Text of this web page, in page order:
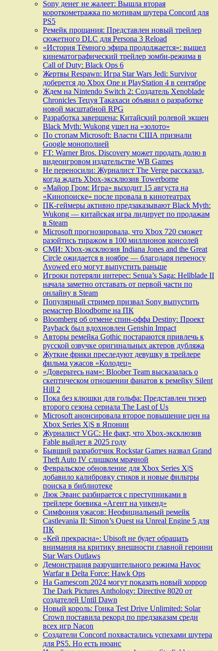
Sony денег не жалеет: Вышла вторая
короткометражка по мотивам шутера Concord для
PS5
Ремейк прощания: Представлен новый трейлер
сюжетного DLC для Persona 3 Reload
«История Тёмного эфира продолжается»: вышел
кинематографический трейлер зомби-режима в
Call of Duty: Black Ops 6
Жертвы Respawn: Игра Star Wars Jedi: Survivor
доберется до Xbox One и PlayStation 4 в сентябре
Ждем на Nintendo Switch 2: Создатель Xenoblade
Chronicles Тецуя Такахаси объявил о разработке
новой масштабной RPG
Разработка завершена: Китайский ролевой экшен
Black Myth: Wukong ушел на «золото»
По стопам Microsoft: Власти США признали
Google монополией
FT: Warner Bros. Discovery может продать долю в
видеоигровом издательстве WB Games
Не переносили: Журналист The Verge рассказал,
когда ждать Xbox-эксклюзив Towerborne
«Майор Гром: Игра» выходит 15 августа на
«Кинопоиске» после провала в кинотеатрах
ПК-геймеры активно предзаказывают Black Myth:
Wukong — китайская игра лидирует по продажам
в Steam
Microsoft прогнозировала, что Xbox 720 сможет
разойтись тиражом в 100 миллионов консолей
СМИ: Xbox-эксклюзив Indiana Jones and the Great
Circle ожидается в ноябре — благодаря переносу
Avowed его могут выпустить раньше
Игроки потеряли интерес: Senua’s Saga: Hellblade II
начала заметно отставать от первой части по
онлайну в Steam
Популярный стример призвал Sony выпустить
ремастер Bloodborne на ПК
Bloomberg об отмене спин-оффа Destiny: Проект
Payback был вдохновлен Genshin Impact
Авторы ремейка Gothic постараются привлечь к
русской озвучке оригинальных актеров дубляжа
Жуткие фрики преследуют девушку в трейлере
фильма ужасов «Колодец»
«Доверьтесь нам»: Bloober Team высказалась о
скептическом отношении фанатов к ремейку Silent
Hill 2
Пока без клюшки для гольфа: Представлен тизер
второго сезона сериала The Last of Us
Microsoft анонсировала второе повышение цен на
Xbox Series X|S в Японии
Журналист VGC: Не факт, что Xbox-эксклюзив
Fable выйдет в 2025 году
Бывший разработчик Rockstar Games назвал Grand
Theft Auto IV слишком мрачной
Февральское обновление для Xbox Series X|S
добавило калибровку стиков и новые фильтры
поиска в библиотеке
Люк Эванс разбирается с преступниками в
трейлере боевика «Агент на уикенд»
Симфония ужасов: Неофициальный ремейк
Castlevania II: Simon’s Quest на Unreal Engine 5 для
ПК
«Кей прекрасна»: Ubisoft не будет обращать
внимания на критику внешности главной героини
Star Wars Outlaws
Демонстрация разрушительного режима Havoc
Warfar в Delta Force: Hawk Ops
На Gamescom 2024 могут показать новый хоррор
The Dark Pictures Anthology: Directive 8020 от
создателей Until Dawn
Новый король: Гонка Test Drive Unlimited: Solar
Crown поставила рекорд по предзаказам среди
всех игр Nacon
Создатели Concord похвастались успехами шутера
для PS5. Но есть нюанс